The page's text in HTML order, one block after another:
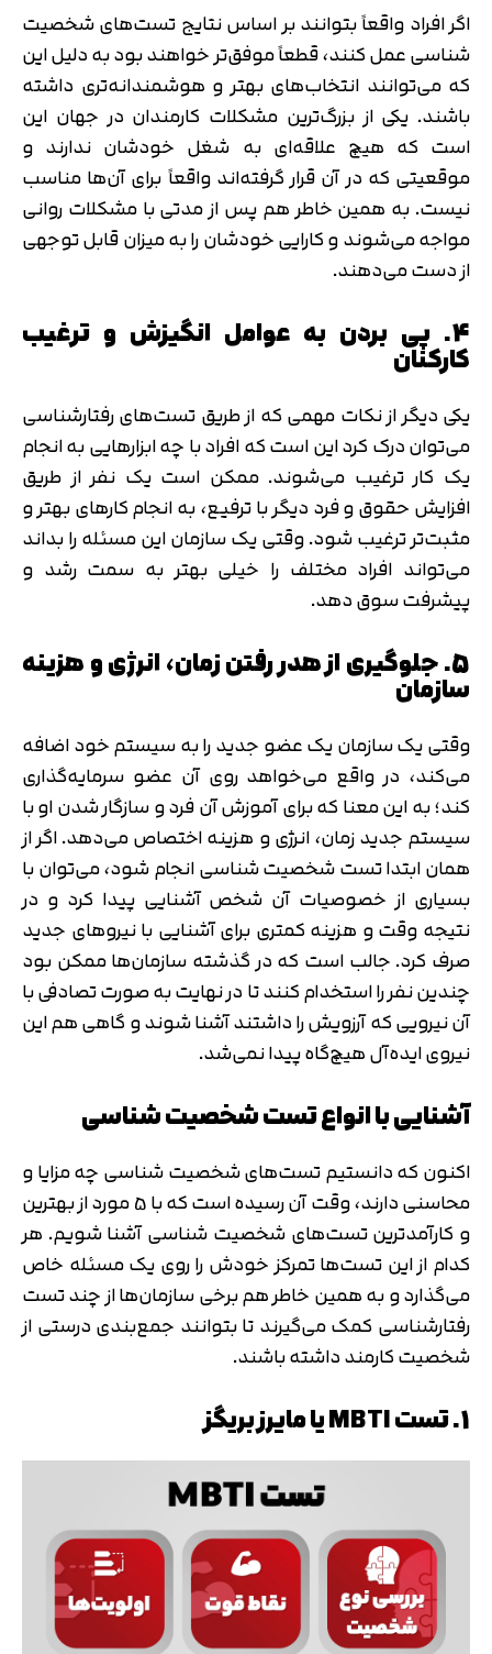
اگر افراد واقعاً بتوانند بر اساس نتایج تست‌های شخصیت
شناسی عمل کنند، قطعاً موفق‌تر خواهند بود به دلیل این
که می‌توانند انتخاب‌های بهتر و هوشمندانه‌تری داشته
باشند. یکی از بزرگ‌ترین مشکلات کارمندان در جهان این
است که هیچ علاقه‌ای به شغل خودشان ندارند و
موقعیتی که در آن قرار گرفته‌اند واقعاً برای آن‌ها مناسب
نیست. به همین خاطر هم پس از مدتی با مشکلات روانی
مواجه می‌شوند و کارایی خودشان را به میزان قابل توجهی
از دست می‌دهند.
4. پی بردن به عوامل انگیزش و ترغیب
کارکنان
یکی دیگر از نکات مهمی که از طریق تست‌های رفتارشناسی
می‌توان درک کرد این است که افراد با چه ابزارهایی به انجام
یک کار ترغیب می‌شوند. ممکن است یک نفر از طریق
افزایش حقوق و فرد دیگر با ترفیع، به انجام کارهای بهتر و
مثبت‌تر ترغیب شود. وقتی یک سازمان این مسئله را بداند
می‌تواند افراد مختلف را خیلی بهتر به سمت رشد و
پیشرفت سوق دهد.
5. جلوگیری از هدر رفتن زمان، انرژی و هزینه
سازمان
وقتی یک سازمان یک عضو جدید را به سیستم خود اضافه
می‌کند، در واقع می‌خواهد روی آن عضو سرمایه‌گذاری
کند؛ به این معنا که برای آموزش آن فرد و سازگار شدن او با
سیستم جدید زمان، انرژی و هزینه اختصاص می‌دهد. اگر از
همان ابتدا تست شخصیت شناسی انجام شود، می‌توان با
بسیاری از خصوصیات آن شخص آشنایی پیدا کرد و در
نتیجه وقت و هزینه کمتری برای آشنایی با نیروهای جدید
صرف کرد. جالب است که در گذشته سازمان‌ها ممکن بود
چندین نفر را استخدام کنند تا در نهایت به صورت تصادفی با
آن نیرویی که آرزویش را داشتند آشنا شوند و گاهی هم این
نیروی ایده‌آل هیچ‌گاه پیدا نمی‌شد.
آشنایی با انواع تست شخصیت شناسی
اکنون که دانستیم تست‌های شخصیت شناسی چه مزایا و
محاسنی دارند، وقت آن رسیده است که با 5 مورد از بهترین
و کارآمدترین تست‌های شخصیت شناسی آشنا شویم. هر
کدام از این تست‌ها تمرکز خودش را روی یک مسئله خاص
می‌گذارد و به همین خاطر هم برخی سازمان‌ها از چند تست
رفتارشناسی کمک می‌گیرند تا بتوانند جمع‌بندی درستی از
شخصیت کارمند داشته باشند.
1. تست MBTI یا مایرز بریگز